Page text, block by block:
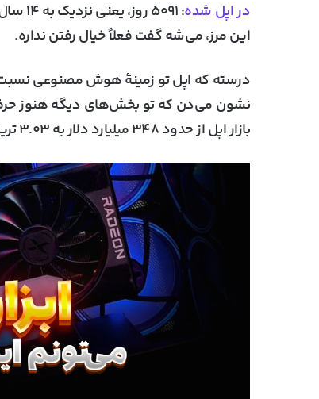
در اپل شده
این مرز، می‌شه گفت فعلاً خیال رفتن نداره.
درسته که اپل تو زمینهٔ هوش مصنوعی
نشون می‌دن که تو بخش‌های دیگه هنوز حرف
بازار اپل از حدود ۳۴۸ میلیارد دلار به ۳.۰۳ تریلیون دلار رسیده؛ یعنی حدود ۱۰ برابر رشد کرده.